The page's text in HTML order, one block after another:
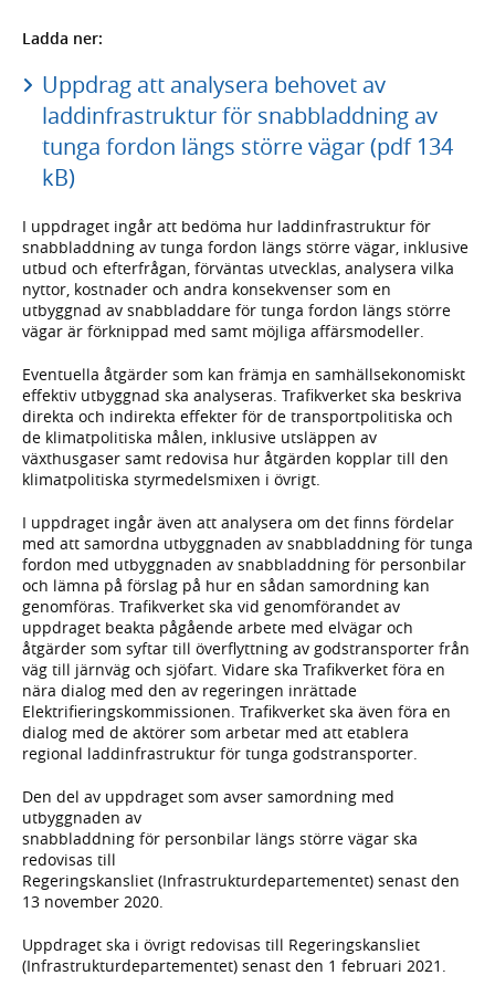
Ladda ner:
Uppdrag att analysera behovet av
laddinfrastruktur för snabbladdning av
tunga fordon längs större vägar (pdf 134
kB)
I uppdraget ingår att bedöma hur laddinfrastruktur för
snabbladdning av tunga fordon längs större vägar, inklusive
utbud och efterfrågan, förväntas utvecklas, analysera vilka
nyttor, kostnader och andra konsekvenser som en
utbyggnad av snabbladdare för tunga fordon längs större
vägar är förknippad med samt möjliga affärsmodeller.
Eventuella åtgärder som kan främja en samhällsekonomiskt
effektiv utbyggnad ska analyseras. Trafikverket ska beskriva
direkta och indirekta effekter för de transportpolitiska och
de klimatpolitiska målen, inklusive utsläppen av
växthusgaser samt redovisa hur åtgärden kopplar till den
klimatpolitiska styrmedelsmixen i övrigt.
I uppdraget ingår även att analysera om det finns fördelar
med att samordna utbyggnaden av snabbladdning för tunga
fordon med utbyggnaden av snabbladdning för personbilar
och lämna på förslag på hur en sådan samordning kan
genomföras. Trafikverket ska vid genomförandet av
uppdraget beakta pågående arbete med elvägar och
åtgärder som syftar till överflyttning av godstransporter från
väg till järnväg och sjöfart. Vidare ska Trafikverket föra en
nära dialog med den av regeringen inrättade
Elektrifieringskommissionen. Trafikverket ska även föra en
dialog med de aktörer som arbetar med att etablera
regional laddinfrastruktur för tunga godstransporter.
Den del av uppdraget som avser samordning med
utbyggnaden av
snabbladdning för personbilar längs större vägar ska
redovisas till
Regeringskansliet (Infrastrukturdepartementet) senast den
13 november 2020.
Uppdraget ska i övrigt redovisas till Regeringskansliet
(Infrastrukturdepartementet) senast den 1 februari 2021.